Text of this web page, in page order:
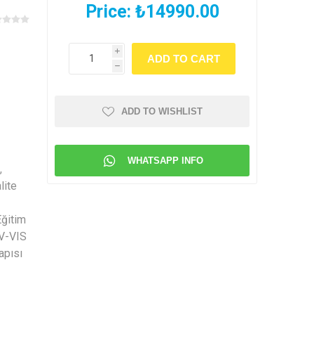
VIS
Price: ₺14990.00
i
h
ADD TO WISHLIST
WHATSAPP INFO